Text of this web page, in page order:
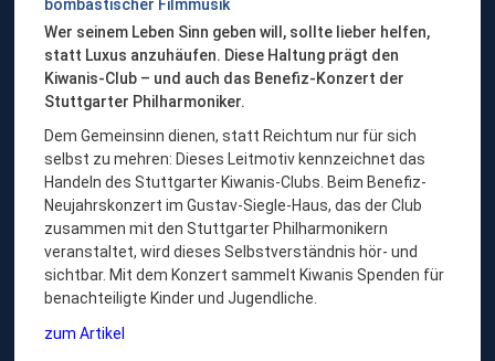
bombastischer Filmmusik
Wer seinem Leben Sinn geben will, sollte lieber helfen,
statt Luxus anzuhäufen. Diese Haltung prägt den
Kiwanis-Club – und auch das Benefiz-Konzert der
Stuttgarter Philharmoniker.
Dem Gemeinsinn dienen, statt Reichtum nur für sich
selbst zu mehren: Dieses Leitmotiv kennzeichnet das
Handeln des Stuttgarter Kiwanis-Clubs. Beim Benefiz-
Neujahrskonzert im Gustav-Siegle-Haus, das der Club
zusammen mit den Stuttgarter Philharmonikern
veranstaltet, wird dieses Selbstverständnis hör- und
sichtbar. Mit dem Konzert sammelt Kiwanis Spenden für
benachteiligte Kinder und Jugendliche.
zum Artikel